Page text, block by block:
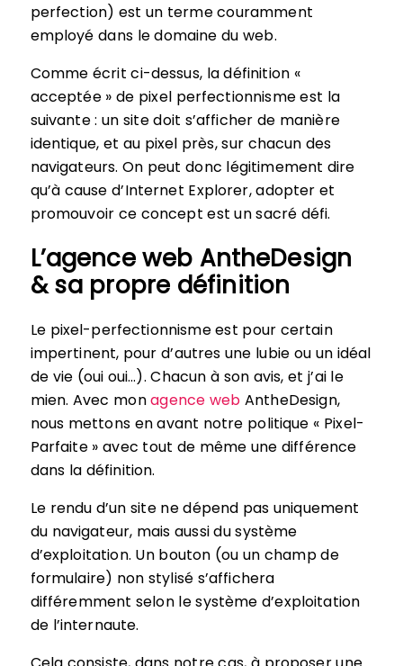
perfection) est un terme couramment
employé dans le domaine du web.
Comme écrit ci-dessus, la définition «
acceptée » de pixel perfectionnisme est la
suivante : un site doit s’afficher de manière
identique, et au pixel près, sur chacun des
navigateurs. On peut donc légitimement dire
qu’à cause d’Internet Explorer, adopter et
promouvoir ce concept est un sacré défi.
L’agence web AntheDesign
& sa propre définition
Le pixel-perfectionnisme est pour certain
impertinent, pour d’autres une lubie ou un idéal
de vie (oui oui…). Chacun à son avis, et j’ai le
mien. Avec monagence web AntheDesign,
nous mettons en avant notre politique « Pixel-
Parfaite » avec tout de même une différence
dans la définition.
Le rendu d’un site ne dépend pas uniquement
du navigateur, mais aussi du système
d’exploitation. Un bouton (ou un champ de
formulaire) non stylisé s’affichera
différemment selon le système d’exploitation
de l’internaute.